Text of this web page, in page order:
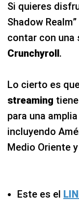
Si quieres
Shadow
contar con una
Crunchyroll .
Lo cierto es
streaming
para una
incluyendo
Medio Oriente
Este es el